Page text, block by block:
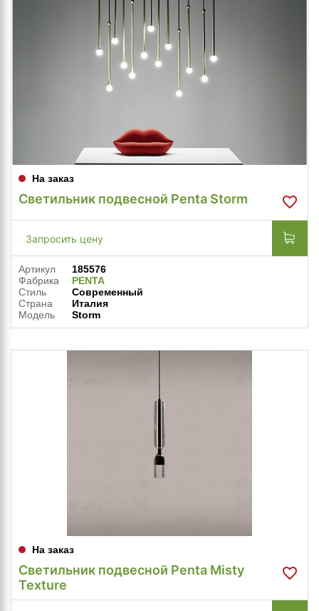
На заказ
Светильник подвесной Penta Storm
Запросить цену
Артикул
185576
Фабрика
PENTA
Стиль
Современный
Страна
Италия
Модель
Storm
На заказ
Светильник подвесной Penta Misty
Texture